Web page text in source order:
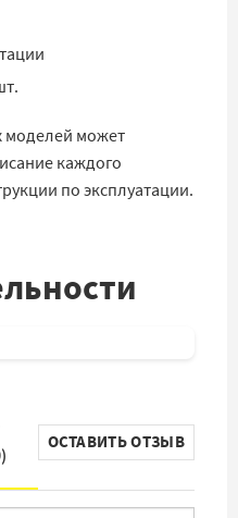
моделей может
каждого
по эксплуатации.
)
ОСТАВИТЬ ОТЗЫВ